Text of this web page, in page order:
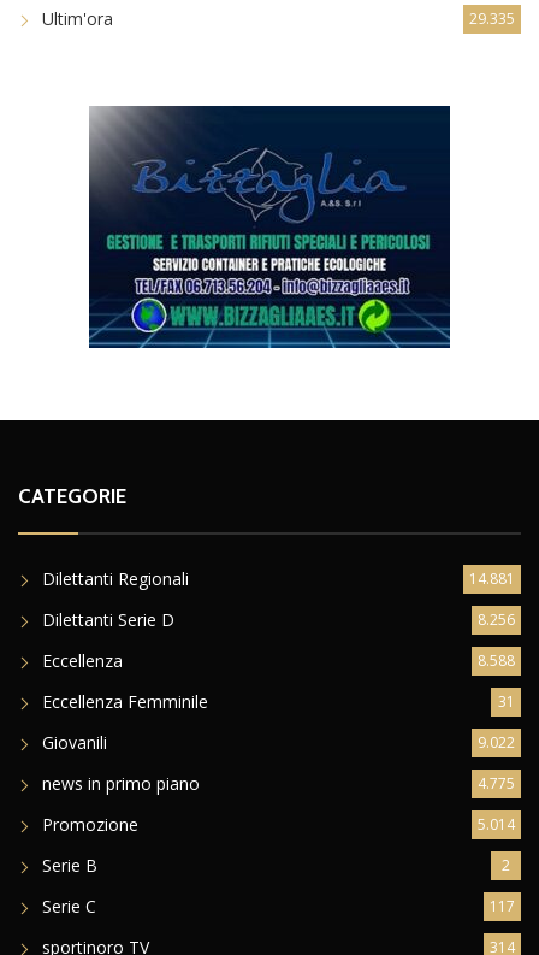
Ultim'ora 29.335
CATEGORIE
Dilettanti Regionali 14.881
Dilettanti Serie D 8.256
Eccellenza 8.588
Eccellenza Femminile 31
Giovanili 9.022
news in primo piano 4.775
Promozione 5.014
Serie B 2
Serie C 117
sportinoro TV 314